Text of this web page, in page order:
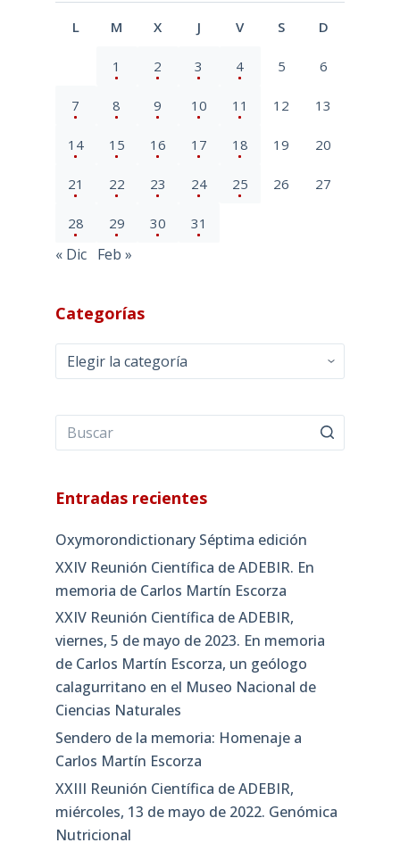
L M X J V S D
1 2 3 4 5 6
7 8 9 10 11 12 13
14 15 16 17 18 19 20
21 22 23 24 25 26 27
28 29 30 31
« Dic Feb »
Categorías
Categorías
Entradas recientes
Oxymorondictionary Séptima edición
XXIV Reunión Científica de ADEBIR. En
memoria de Carlos Martín Escorza
XXIV Reunión Científica de ADEBIR,
viernes, 5 de mayo de 2023. En memoria
de Carlos Martín Escorza, un geólogo
calagurritano en el Museo Nacional de
Ciencias Naturales
Sendero de la memoria: Homenaje a
Carlos Martín Escorza
XXIII Reunión Científica de ADEBIR,
miércoles, 13 de mayo de 2022. Genómica
Nutricional